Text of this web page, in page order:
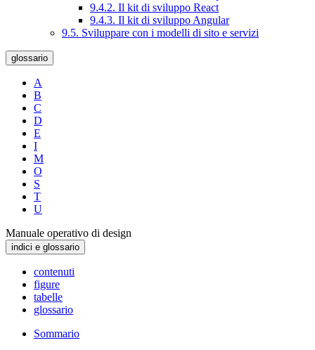
9.4.2. Il kit di sviluppo React
9.4.3. Il kit di sviluppo Angular
9.5. Sviluppare con i modelli di sito e servizi
glossario
A
B
C
D
E
I
M
O
S
T
U
Manuale operativo di design
indici e glossario
contenuti
figure
tabelle
glossario
Sommario